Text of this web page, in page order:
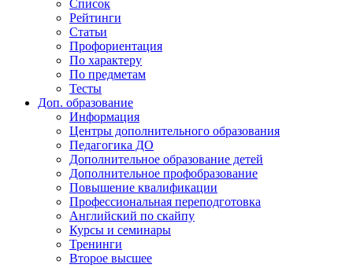
Список
Рейтинги
Статьи
Профориентация
По характеру
По предметам
Тесты
Доп. образование
Информация
Центры дополнительного образования
Педагогика ДО
Дополнительное образование детей
Дополнительное профобразование
Повышение квалификации
Профессиональная переподготовка
Английский по скайпу
Курсы и семинары
Тренинги
Второе высшее